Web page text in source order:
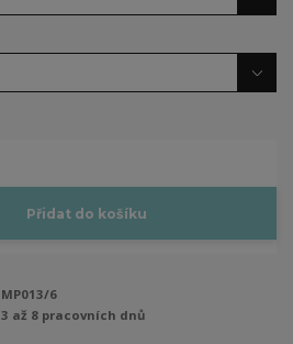
Přidat do košíku
MP013/6
3 až 8 pracovních dnů